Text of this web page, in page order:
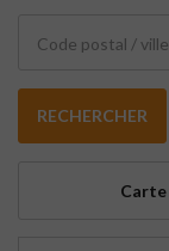
Code postal / ville
RECHERCHER
Carte